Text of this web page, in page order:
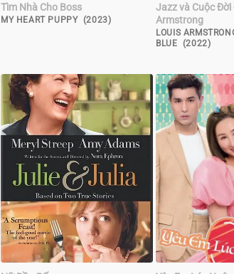
Tìm Nhà Cho Boss
MY HEART PUPPY (2023)
Jazz và Cuộc Đời
Armstrong
LOUIS
BLUE (2022)